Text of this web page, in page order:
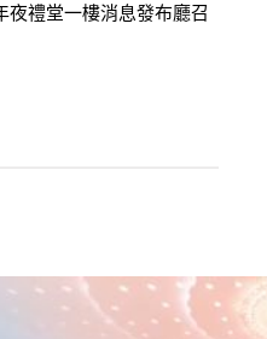
禮堂一樓消息發布廳召